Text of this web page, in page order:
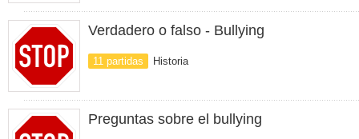
Verdadero o falso - Bullying
11 partidas Historia
Preguntas sobre el bullying